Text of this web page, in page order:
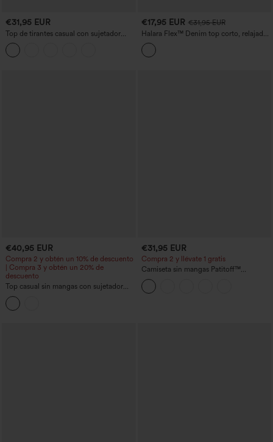
€31,95 EUR
Top de tirantes casual con sujetador
incorporado y escote redondeado,
copas B-E
€17,95 EUR €31,95 EUR
Halara Flex™ Denim top corto, relajado
y acolchado
€40,95 EUR
Compra 2 y obtén un 10% de descuento
| Compra 3 y obtén un 20% de
descuento
Top casual sin mangas con sujetador
integrado (copas B–E)
€31,95 EUR
Compra 2 y llévate 1 gratis
Camiseta sin mangas Patitoff™
resistente al pelo de mascota con cuello
redondo